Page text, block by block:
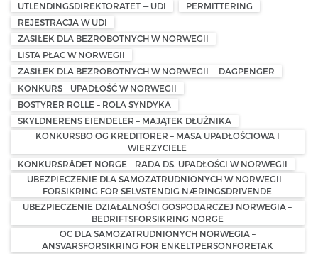
UTLENDINGSDIREKTORATET — UDI
PERMITTERING
REJESTRACJA W UDI
ZASIŁEK DLA BEZROBOTNYCH W NORWEGII
LISTA PŁAC W NORWEGII
ZASIŁEK DLA BEZROBOTNYCH W NORWEGII — DAGPENGER
KONKURS – UPADŁOŚĆ W NORWEGII
BOSTYRER ROLLE – ROLA SYNDYKA
SKYLDNERENS EIENDELER – MAJĄTEK DŁUŻNIKA
KONKURSBO OG KREDITORER – MASA UPADŁOŚCIOWA I
WIERZYCIELE
KONKURSRÅDET NORGE – RADA DS. UPADŁOŚCI W NORWEGII
UBEZPIECZENIE DLA SAMOZATRUDNIONYCH W NORWEGII –
FORSIKRING FOR SELVSTENDIG NÆRINGSDRIVENDE
UBEZPIECZENIE DZIAŁALNOŚCI GOSPODARCZEJ NORWEGIA –
BEDRIFTSFORSIKRING NORGE
OC DLA SAMOZATRUDNIONYCH NORWEGIA –
ANSVARSFORSIKRING FOR ENKELTPERSONFORETAK